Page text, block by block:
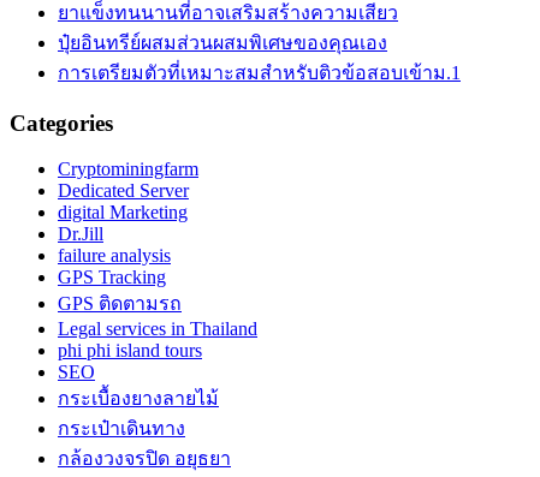
ยาแข็งทนนานที่อาจเสริมสร้างความเสียว
ปุ๋ยอินทรีย์ผสมส่วนผสมพิเศษของคุณเอง
การเตรียมตัวที่เหมาะสมสำหรับติวข้อสอบเข้าม.1
Categories
Cryptominingfarm
Dedicated Server
digital Marketing
Dr.Jill
failure analysis
GPS Tracking
GPS ติดตามรถ
Legal services in Thailand
phi phi island tours
SEO
กระเบื้องยางลายไม้
กระเป๋าเดินทาง
กล้องวงจรปิด อยุธยา